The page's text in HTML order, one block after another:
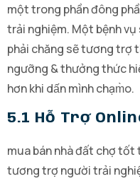
một trong phần đông
trải nghiệm. Một bệnh
phải chăng sẽ tương trợ
ngưỡng & thưởng thức
hơn khi dấn mình chạm̀o.
5.1 Hỗ Trợ
mua bán nhà đất chợ tốt
tương trợ người trải